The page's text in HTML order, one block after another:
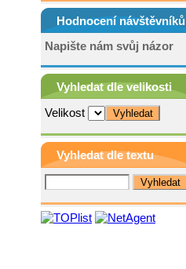
Hodnocení návštěvníků
Napište nám svůj názor
Vyhledat dle velikosti
Velikost
Vyhledat dle textu